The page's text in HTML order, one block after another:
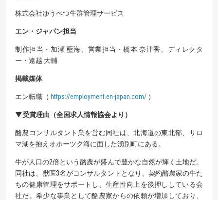
株式会社ゆうべつ牛群管理サービス
エン・ジャパン担当
制作担当・加瀬 藍海、営業担当・橋本 奈津香、ディレクタ
ー・遠越 大輔
掲載媒体
エン転職（ https://employment.en-japan.com/ ）
▼受賞理由（全国求人情報協会より）
酪農コンサルタント業を営む同社は、北海道の東北部、サロ
マ湖を抱えオホーツク海に面した湧別町にある。
牛が人口の2倍という酪農が盛んで豊かな自然が輝く土地だ。
同社は、獣医3名がコンサルタントとなり、契約酪農家の牛た
ちの健康管理をサポートし、生産性向上を後押ししている会
社だ。希少な事業として酪農家からの依頼が増加しており、